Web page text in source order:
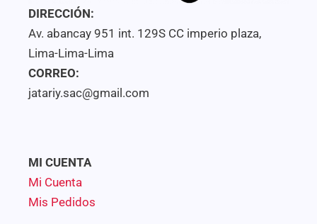
DIRECCIÓN:
Av. abancay 951 int. 129S CC imperio plaza,
Lima-Lima-Lima
CORREO:
jatariy.sac@gmail.com
MI CUENTA
Mi Cuenta
Mis Pedidos